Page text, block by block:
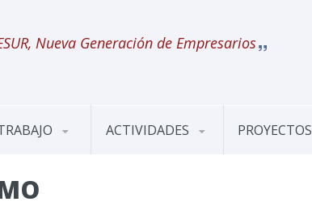
Nueva Generación de Empresarios
ACTIVIDADES PROYECTOS